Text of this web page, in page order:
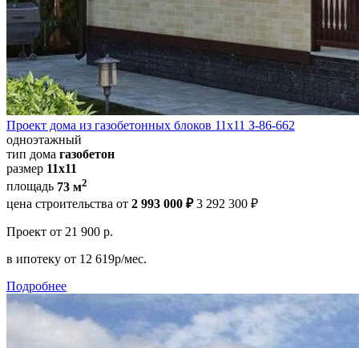
Проект дома из газобетонных блоков 11х11 З-86-662
одноэтажный
тип дома газобетон
размер 11x11
площадь 73 м2
цена строительства от 2 993 000 ₽ 3 292 300 ₽
Проект от 21 900 р.
в ипотеку от 12 619р/мес.
Подробнее